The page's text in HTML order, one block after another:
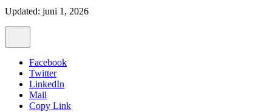
Updated: juni 1, 2026
Facebook
Twitter
LinkedIn
Mail
Copy Link